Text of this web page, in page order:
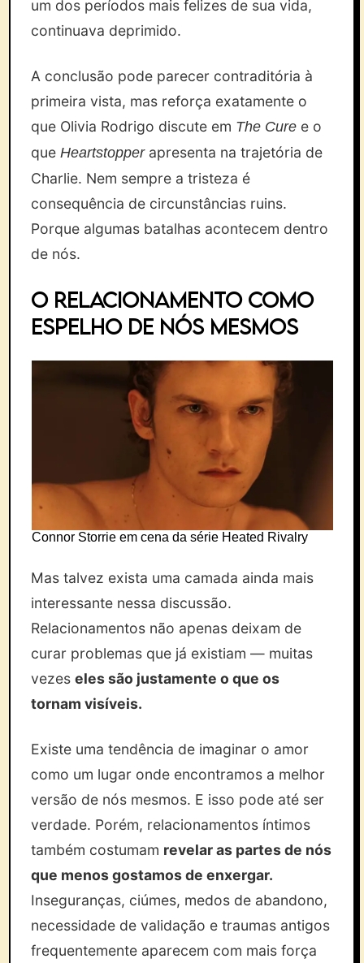
um dos períodos mais felizes de sua vida,
continuava deprimido.
A conclusão pode parecer contraditória à
primeira vista, mas reforça exatamente o
que Olivia Rodrigo discute em The Cure e o
queHeartstopperapresenta na trajetória de
Charlie. Nem sempre a tristeza é
consequência de circunstâncias ruins.
Porque algumas batalhas acontecem dentro
de nós.
O relacionamento como
espelho de nós mesmos
Connor Storrie em cena da série Heated Rivalry
Mas talvez exista uma camada ainda mais
interessante nessa discussão.
Relacionamentos não apenas deixam de
curar problemas que já existiam — muitas
vezeseles são justamente o que os
tornam visíveis.
Existe uma tendência de imaginar o amor
como um lugar onde encontramos a melhor
versão de nós mesmos. E isso pode até ser
verdade. Porém, relacionamentos íntimos
também costumam revelar as partes de nós
que menos gostamos de enxergar.
Inseguranças, ciúmes, medos de abandono,
necessidade de validação e traumas antigos
frequentemente aparecem com mais força